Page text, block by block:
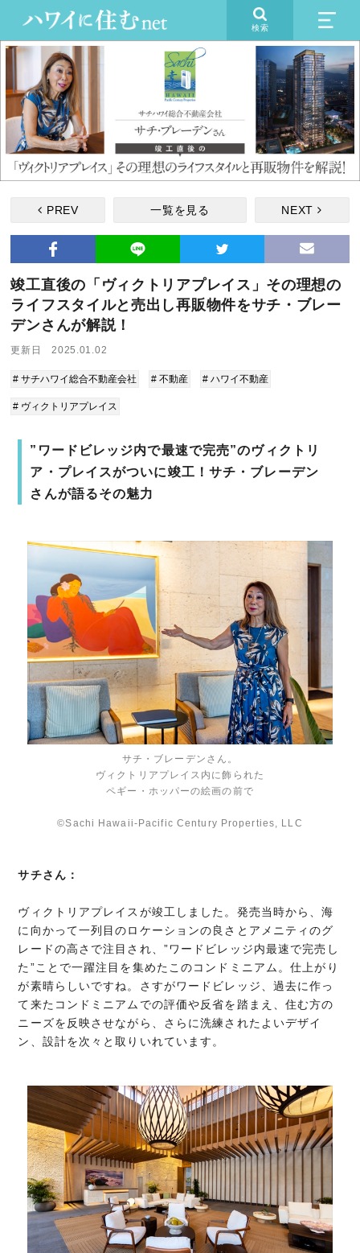
検索
PREV 一覧を見る NEXT
竣工直後の「ヴィクトリアプレイス」その理想の
ライフスタイルと売出し再販物件をサチ・ブレー
デンさんが解説！
更新日 2025.01.02
# サチハワイ総合不動産会社 # 不動産 # ハワイ不動産
# ヴィクトリアプレイス
”ワードビレッジ内で最速で完売”のヴィクトリ
ア・プレイスがついに竣工！サチ・ブレーデン
さんが語るその魅力
サチ・ブレーデンさん。
ヴィクトリアプレイス内に飾られた
ペギー・ホッパーの絵画の前で
©Sachi Hawaii-Pacific Century Properties, LLC
サチさん：
ヴィクトリアプレイスが竣工しました。発売当時から、海
に向かって一列目のロケーションの良さとアメニティのグ
レードの高さで注目され、”ワードビレッジ内最速で完売し
た”ことで一躍注目を集めたこのコンドミニアム。仕上がり
が素晴らしいですね。さすがワードビレッジ、過去に作っ
て来たコンドミニアムでの評価や反省を踏まえ、住む方の
ニーズを反映させながら、さらに洗練されたよいデザイ
ン、設計を次々と取りいれています。